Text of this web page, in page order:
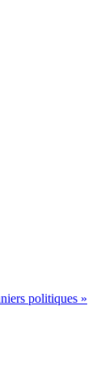
politiques »